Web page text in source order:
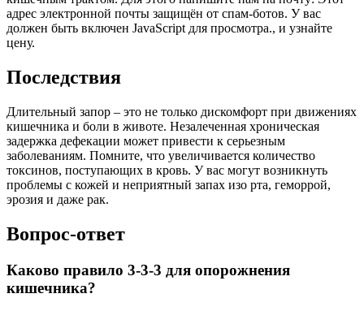
адрес электронной почты защищён от спам-ботов. У вас
должен быть включен JavaScript для просмотра., и узнайте
цену.
Последствия
Длительный запор – это не только дискомфорт при движениях
кишечника и боли в животе. Незалеченная хроническая
задержка дефекации может привести к серьезным
заболеваниям. Помните, что увеличивается количество
токсинов, поступающих в кровь. У вас могут возникнуть
проблемы с кожей и неприятный запах изо рта, геморрой,
эрозия и даже рак.
Вопрос-ответ
Каково правило 3-3-3 для опорожнения
кишечника?